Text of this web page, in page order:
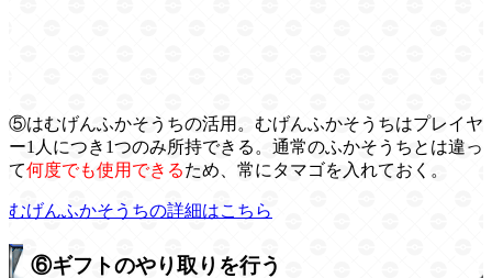
⑤はむげんふかそうちの活用。むげんふかそうちはプレイヤ
ー1人につき1つのみ所持できる。通常のふかそうちとは違っ
て何度でも使用できるため、常にタマゴを入れておく。
むげんふかそうちの詳細はこちら
⑥ギフトのやり取りを行う